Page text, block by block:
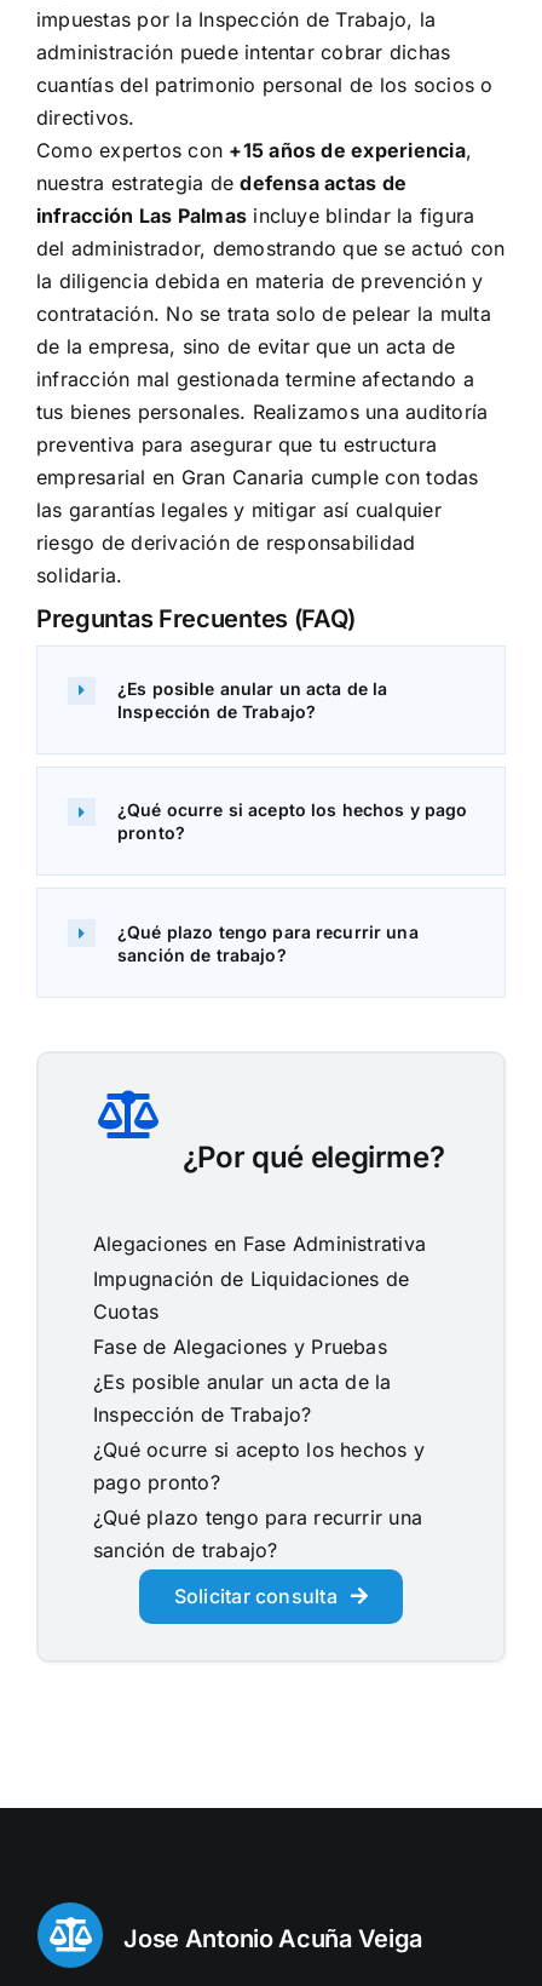
impuestas por la Inspección de Trabajo, la
administración puede intentar cobrar dichas
cuantías del patrimonio personal de los socios o
directivos.
Como expertos con +15 años de experiencia,
nuestra estrategia dedefensa actas de
infracción Las Palmas incluye blindar la figura
del administrador, demostrando que se actuó con
la diligencia debida en materia de prevención y
contratación. No se trata solo de pelear la multa
de la empresa, sino de evitar que un acta de
infracción mal gestionada termine afectando a
tus bienes personales. Realizamos una auditoría
preventiva para asegurar que tu estructura
empresarial en Gran Canaria cumple con todas
las garantías legales y mitigar así cualquier
riesgo de derivación de responsabilidad
solidaria.
Preguntas Frecuentes (FAQ)
¿Es posible anular un acta de la
Inspección de Trabajo?
¿Qué ocurre si acepto los hechos y pago
pronto?
¿Qué plazo tengo para recurrir una
sanción de trabajo?
¿Por qué elegirme?
Alegaciones en Fase Administrativa
Impugnación de Liquidaciones de
Cuotas
Fase de Alegaciones y Pruebas
¿Es posible anular un acta de la
Inspección de Trabajo?
¿Qué ocurre si acepto los hechos y
pago pronto?
¿Qué plazo tengo para recurrir una
sanción de trabajo?
Solicitar consulta
Jose Antonio Acuña Veiga